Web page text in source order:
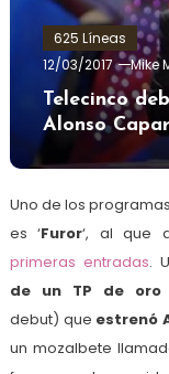
625 Líneas
12/03/2017
Mike
Telecinco
Alonso
Uno de los
es ‘Furor‘, al que
primeras entradas.
de un TP de oro
debut) que estrenó
un mozalbete